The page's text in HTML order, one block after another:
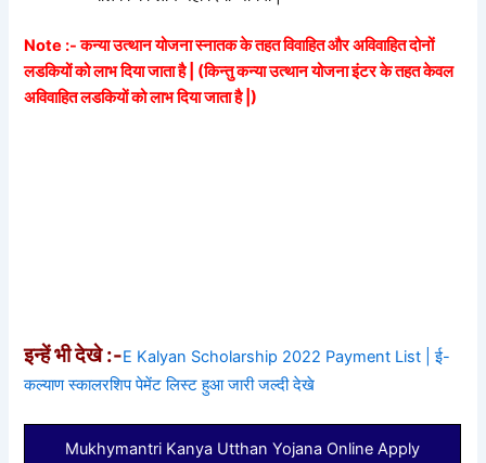
Note :- कन्या उत्थान योजना स्नातक के तहत विवाहित और अविवाहित दोनों
लडकियों को लाभ दिया जाता है | (किन्तु कन्या उत्थान योजना इंटर के तहत केवल
अविवाहित लडकियों को लाभ दिया जाता है |)
इन्हें भी देखे :-E Kalyan Scholarship 2022 Payment List | ई-
कल्याण स्कालरशिप पेमेंट लिस्ट हुआ जारी जल्दी देखे
Mukhymantri Kanya Utthan Yojana Online Apply